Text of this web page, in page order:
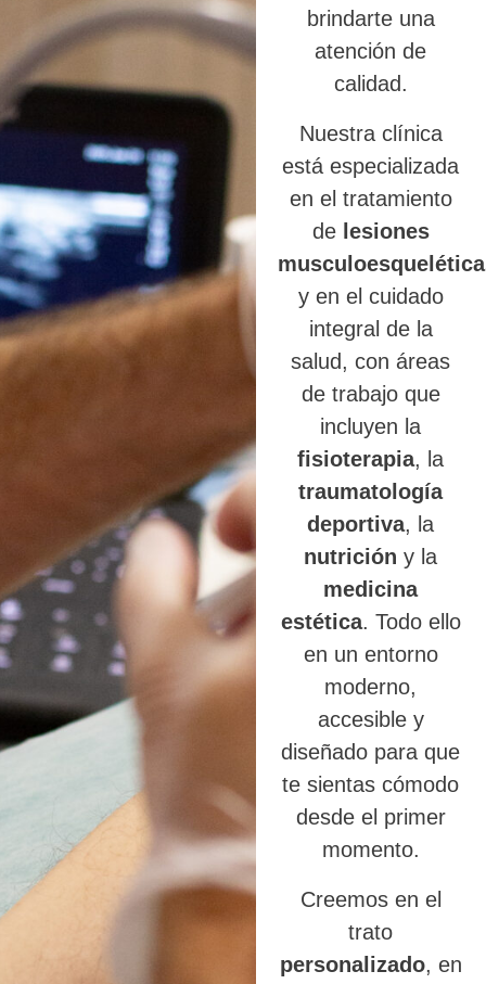
brindarte una
atención de
calidad.
Nuestra clínica
está especializada
en el tratamiento
de lesiones
y en el cuidado
integral de la
salud, con áreas
de trabajo que
incluyen la
fisioterapia, la
traumatología
deportiva, la
nutrición y la
medicina
estética. Todo ello
en un entorno
moderno,
accesible y
diseñado para que
te sientas cómodo
desde el primer
momento.
Creemos en el
trato
personalizado, en